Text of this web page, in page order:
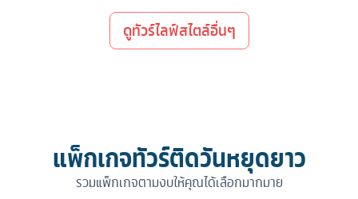
ดูทัวร์ไลฟ์สไตล์อื่นๆ
แพ็กเกจทัวร์ติดวันหยุดยาว
รวมแพ็กเกจตามงบให้คุณได้เลือกมากมาย